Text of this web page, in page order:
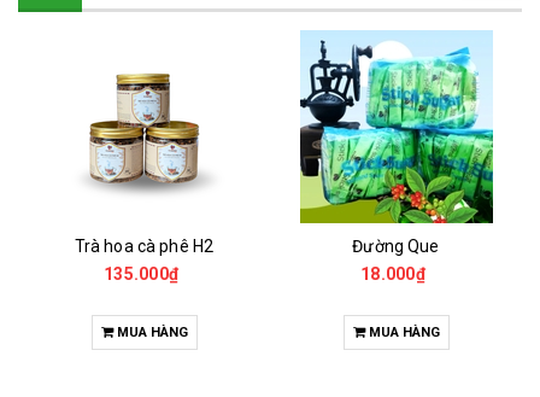
Trà hoa cà phê H2
135.000₫
MUA HÀNG
Đường Que
18.000₫
MUA HÀNG